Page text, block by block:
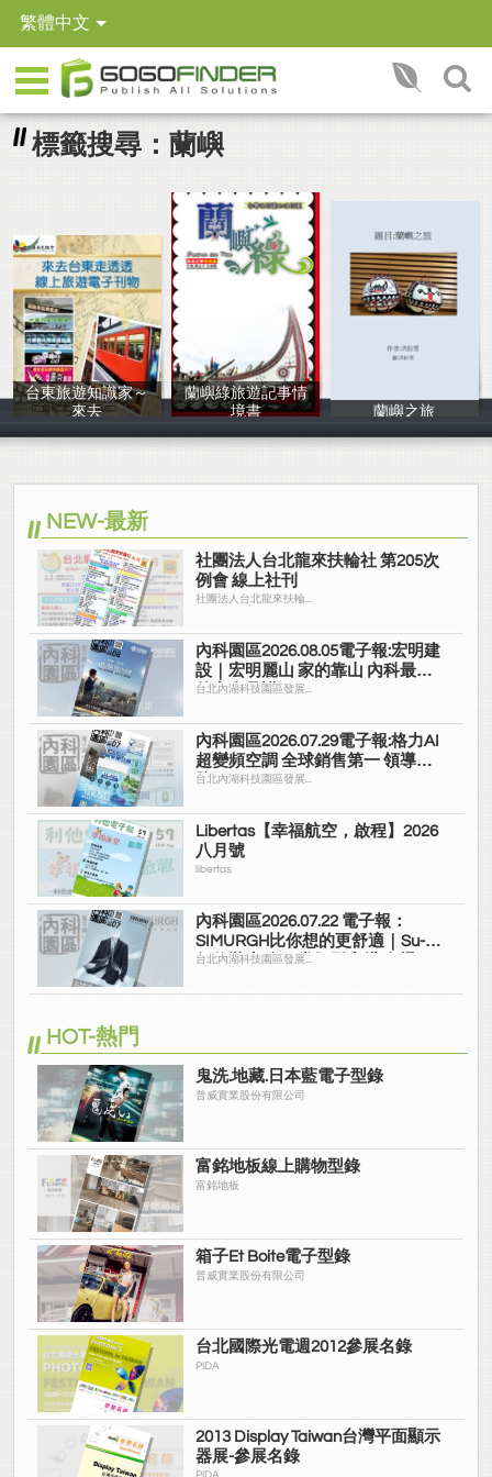
繁體中文
標籤搜尋：蘭嶼
台東旅遊知識家～
來去
台東觀光協會
蘭嶼綠旅遊記事情
境書
吳志中,洪瑞展
蘭嶼之旅
洪鈺雯
NEW-最新
社團法人台北龍來扶輪社 第205次
例會 線上社刊
社團法人台北龍來扶輪...
內科園區2026.08.05電子報:宏明建
設｜宏明麗山 家的靠山 內科最高
的安全承諾
台北內湖科技園區發展...
內科園區2026.07.29電子報:格力AI
超變頻空調 全球銷售第一 領導品
牌
台北內湖科技園區發展...
Libertas【幸福航空，啟程】2026
八月號
libertas
內科園區2026.07.22 電子報：
SIMURGH比你想的更舒適｜Su-Si
舒仕裝 都會日常輕鬆穿搭 免燙可
台北內湖科技園區發展...
HOT-熱門
鬼洗.地藏.日本藍電子型錄
普威實業股份有限公司
富銘地板線上購物型錄
富銘地板
箱子Et Boite電子型錄
普威實業股份有限公司
台北國際光電週2012參展名錄
PIDA
2013 Display Taiwan台灣平面顯示
器展-參展名錄
PIDA